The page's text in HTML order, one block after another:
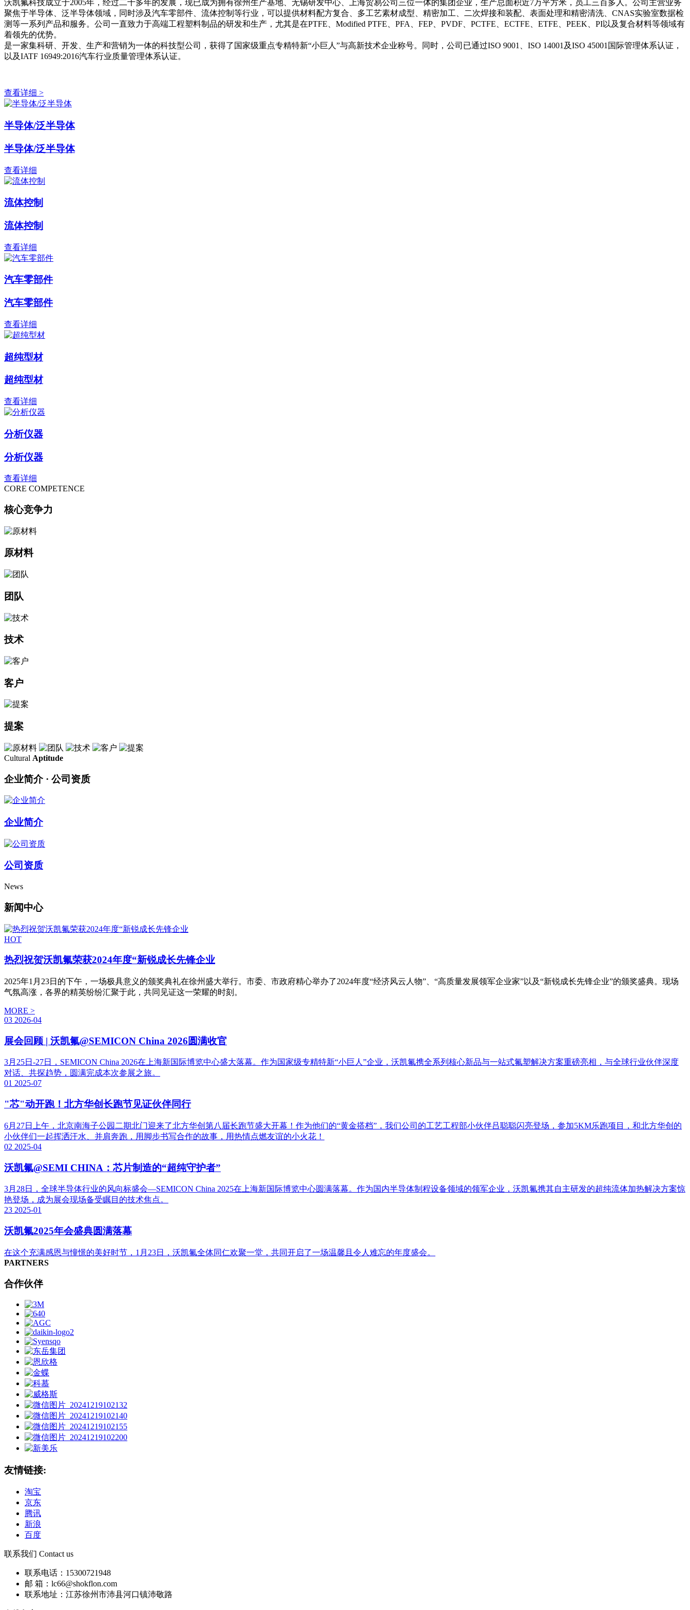
沃凯氟科技成立于2005年，经过二十多年的发展，现已成为拥有徐州生产基地、无锡研发中心、上海贸易公司三位一体的集团企业，生产总面积近7万平方米，员工三百多人。公司主营业务
聚焦于半导体、泛半导体领域，同时涉及汽车零部件、流体控制等行业，可以提供材料配方复合、多工艺素材成型、精密加工、二次焊接和装配、表面处理和精密清洗、CNAS实验室数据检
测等一系列产品和服务。公司一直致力于高端工程塑料制品的研发和生产，尤其是在PTFE、Modified PTFE、PFA、FEP、PVDF、PCTFE、ECTFE、ETFE、PEEK、PI以及复合材料等领域有
着领先的优势。
是一家集科研、开发、生产和营销为一体的科技型公司，获得了国家级重点专精特新“小巨人”与高新技术企业称号。同时，公司已通过ISO 9001、ISO 14001及ISO 45001国际管理体系认证，
以及IATF 16949:2016汽车行业质量管理体系认证。
查看详细 >
半导体/泛半导体
半导体/泛半导体
查看详细
流体控制
流体控制
查看详细
汽车零部件
汽车零部件
查看详细
超纯型材
超纯型材
查看详细
分析仪器
分析仪器
查看详细
CORE COMPETENCE
核心竞争力
原材料
团队
技术
客户
提案
Cultural Aptitude
企业简介 · 公司资质
企业简介
公司资质
News
新闻中心
HOT
热烈祝贺沃凯氟荣获2024年度“新锐成长先锋企业
2025年1月23日的下午，一场极具意义的颁奖典礼在徐州盛大举行。市委、市政府精心举办了2024年度“经济风云人物”、“高质量发展领军企业家”以及“新锐成长先锋企业”的颁奖盛典。现场
气氛高涨，各界的精英纷纷汇聚于此，共同见证这一荣耀的时刻。
MORE >
03 2026-04
展会回顾 | 沃凯氟@SEMICON China 2026圆满收官
3月25日-27日，SEMICON China 2026在上海新国际博览中心盛大落幕。作为国家级专精特新“小巨人”企业，沃凯氟携全系列核心新品与一站式氟塑解决方案重磅亮相，与全球行业伙伴深度
对话、共探趋势，圆满完成本次参展之旅。
01 2025-07
"芯"动开跑！北方华创长跑节见证伙伴同行
6月27日上午，北京南海子公园二期北门迎来了北方华创第八届长跑节盛大开幕！作为他们的“黄金搭档”，我们公司的工艺工程部小伙伴吕聪聪闪亮登场，参加5KM乐跑项目，和北方华创的
小伙伴们一起挥洒汗水、并肩奔跑，用脚步书写合作的故事，用热情点燃友谊的小火花！
02 2025-04
沃凯氟@SEMI CHINA：芯片制造的“超纯守护者”
3月28日，全球半导体行业的风向标盛会—SEMICON China 2025在上海新国际博览中心圆满落幕。作为国内半导体制程设备领域的领军企业，沃凯氟携其自主研发的超纯流体加热解决方案惊
艳登场，成为展会现场备受瞩目的技术焦点。
23 2025-01
沃凯氟2025年会盛典圆满落幕
在这个充满感恩与憧憬的美好时节，1月23日，沃凯氟全体同仁欢聚一堂，共同开启了一场温馨且令人难忘的年度盛会。
PARTNERS
合作伙伴
友情链接:
淘宝
京东
腾讯
新浪
百度
联系我们 Contact us
联系电话：15300721948
邮 箱：lc66@shokflon.com
联系地址：江苏徐州市沛县河口镇沛敬路